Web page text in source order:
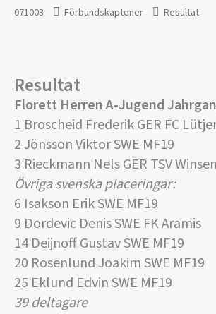
071003 Förbundskaptener Resultat
Resultat
Florett Herren A-Jugend
1 Broscheid Frederik GER FC
2 Jönsson Viktor SWE MF19
3 Rieckmann Nels GER TSV Winsen
Övriga svenska placeringar:
6 Isakson Erik SWE MF19
9 Dordevic Denis SWE FK Aramis
14 Deijnoff Gustav SWE MF19
20 Rosenlund Joakim SWE MF19
25 Eklund Edvin SWE MF19
39 deltagare